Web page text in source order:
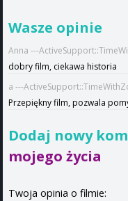
Wasze opinie
Anna ---
dobry film, ciekawa historia
a ---
Przepiękny film, pozwala
Dodaj nowy
mojego życia
Twoja opinia o filmie: